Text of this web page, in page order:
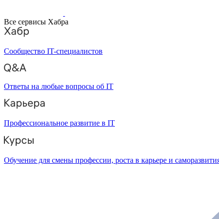
Все сервисы Хабра
Сообщество IT-специалистов
Ответы на любые вопросы об IT
Профессиональное развитие в IT
Обучение для смены профессии, роста в карьере и